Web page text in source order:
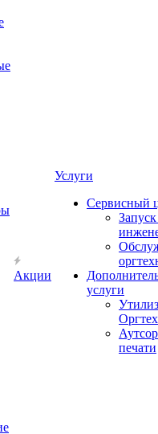
Акции
Услуги
Сервисный
услуги
печати